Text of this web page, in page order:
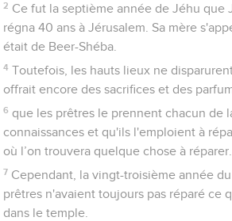
2 Ce fut la septième année de Jéhu que
régna 40 ans à Jérusalem. Sa mère
était de Beer-Shéba.
4 Toutefois, les hauts lieux ne
offrait encore des sacrifices et des
6 que les prêtres le prennent chacun de
connaissances et qu'ils l'emploient à
où l’on trouvera quelque chose à
7 Cependant, la vingt-troisième année
prêtres n'avaient toujours pas réparé ce
dans le temple.